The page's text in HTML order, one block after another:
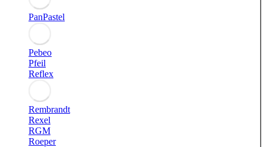
PanPastel
Pebeo
Pfeil
Reflex
Rembrandt
Rexel
RGM
Roeper